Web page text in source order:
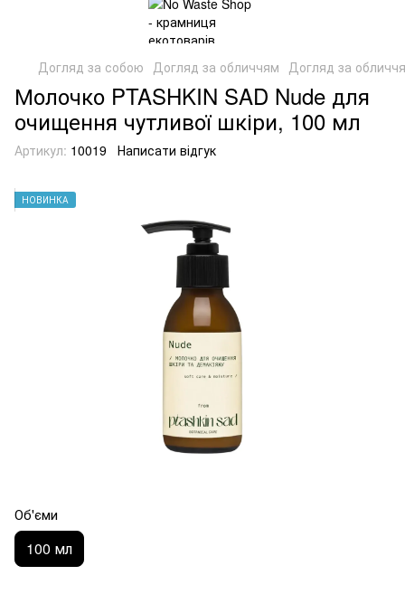
Догляд за собою Догляд за обличчям Догляд за
Молочко PTASHKIN SAD Nude для
очищення чутливої шкіри, 100 мл
Артикул: 10019 Написати відгук
НОВИНКА
Об'єми
100 мл